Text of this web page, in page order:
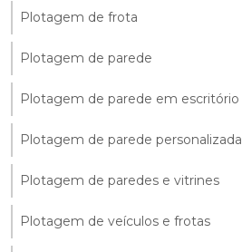
Plotagem de frota
Plotagem de parede
Plotagem de parede em escritório
Plotagem de parede personalizada
Plotagem de paredes e vitrines
Plotagem de veículos e frotas